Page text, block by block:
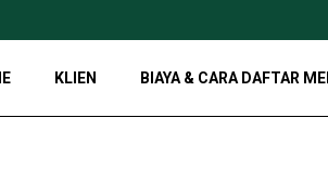
KLIEN BIAYA & CARA DAFTAR